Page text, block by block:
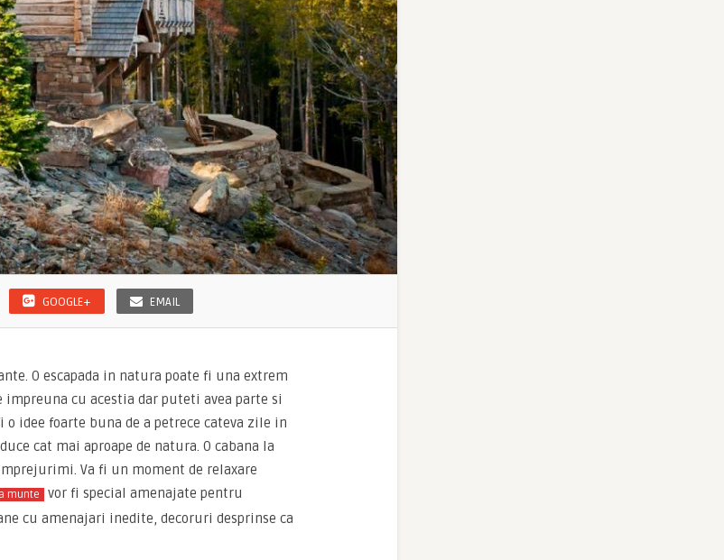
GOOGLE+ EMAIL
O escapada in natura poate fi una extrem
cu acestia dar puteti avea parte si
idee foarte buna de a petrece cateva zile in
cat mai aproape de natura. O cabana la
Va fi un moment de relaxare
munte
vor fi special amenajate pentru
cu amenajari inedite, decoruri desprinse ca